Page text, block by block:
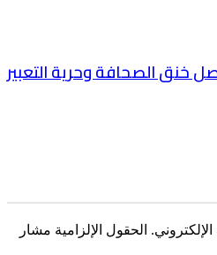
خنق الصحافة وحرية التعبير
الحقول الإلزامية مشار